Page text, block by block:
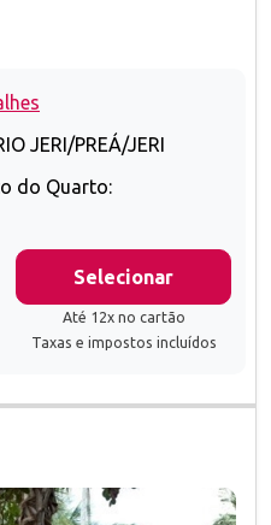
JERI/PREÁ/JERI
do Quarto:
Selecionar
Até 12x no cartão
Taxas e impostos incluídos